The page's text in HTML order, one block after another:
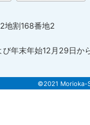
地割168番地2
年末年始12月29日か
©2021 Morioka-